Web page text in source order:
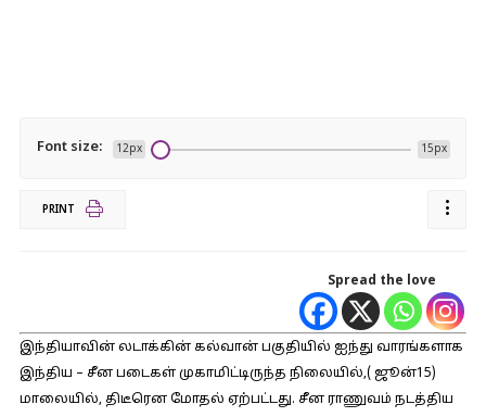
Font size: 12px 15px
PRINT
Spread the love
இந்தியாவின் லடாக்கின் கல்வான் பகுதியில் ஐந்து வாரங்களாக
இந்திய – சீன படைகள் முகாமிட்டிருந்த நிலையில்,( ஜூன்15)
மாலையில், திடீரென மோதல் ஏற்பட்டது. சீன ராணுவம் நடத்திய